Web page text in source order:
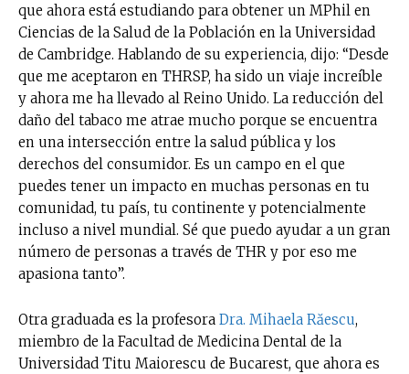
que ahora está estudiando para obtener un MPhil en
Ciencias de la Salud de la Población en la Universidad
de Cambridge. Hablando de su experiencia, dijo: “Desde
que me aceptaron en THRSP, ha sido un viaje increíble
y ahora me ha llevado al Reino Unido. La reducción del
daño del tabaco me atrae mucho porque se encuentra
en una intersección entre la salud pública y los
derechos del consumidor. Es un campo en el que
puedes tener un impacto en muchas personas en tu
comunidad, tu país, tu continente y potencialmente
incluso a nivel mundial. Sé que puedo ayudar a un gran
número de personas a través de THR y por eso me
apasiona tanto”.
Otra graduada es la profesora Dra. Mihaela Răescu,
miembro de la Facultad de Medicina Dental de la
Universidad Titu Maiorescu de Bucarest, que ahora es